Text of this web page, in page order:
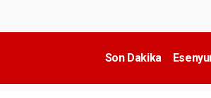
Son Dakika